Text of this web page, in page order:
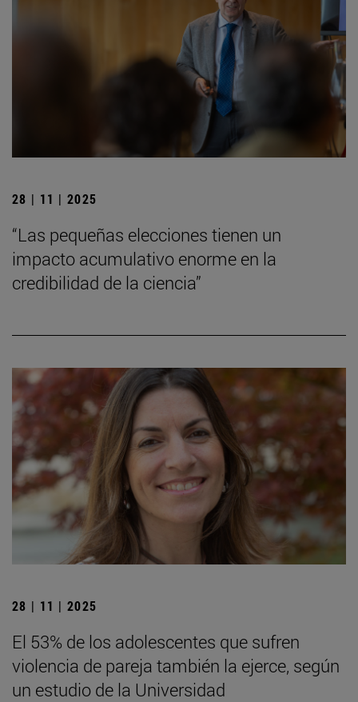
28 | 11 | 2025
“Las pequeñas elecciones tienen un
impacto acumulativo enorme en la
credibilidad de la ciencia”
28 | 11 | 2025
El 53% de los adolescentes que sufren
violencia de pareja también la ejerce, según
un estudio de la Universidad